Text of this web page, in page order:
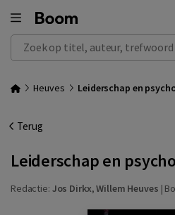
Zoek op titel, auteur, trefwoord of
Heuves Leiderschap en
Terug
Leiderschap en
Redactie: Jos Dirkx,Willem Heuves |